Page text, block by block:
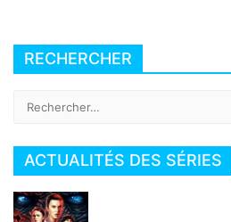
RECHERCHER
ACTUALITÉS DES SÉRIES